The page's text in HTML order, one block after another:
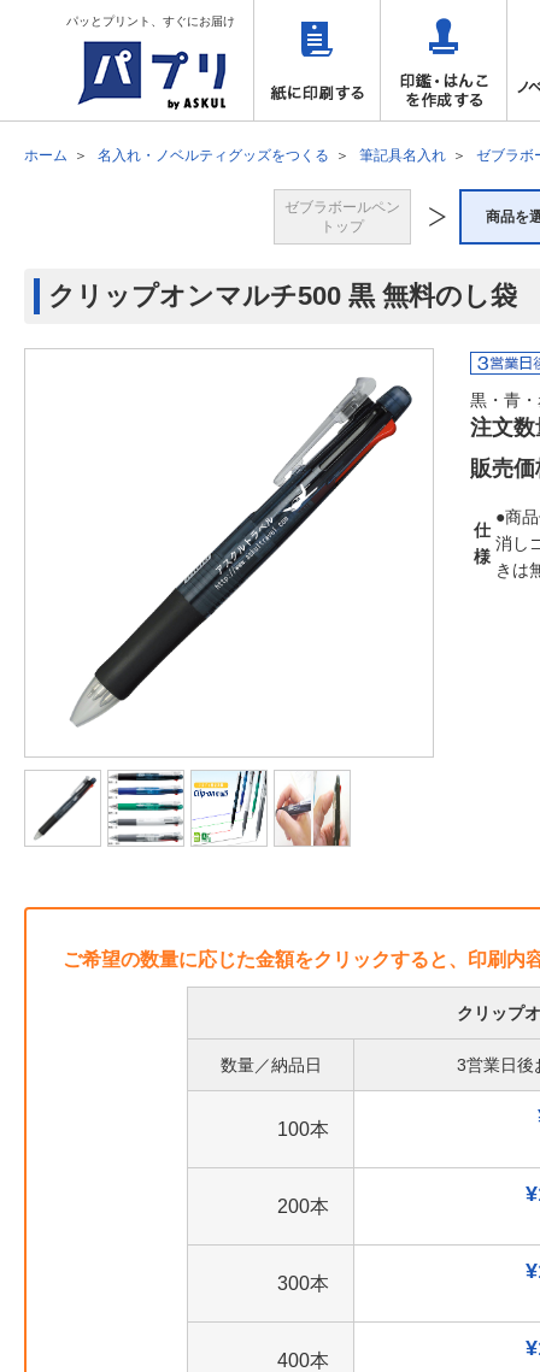
パッとプリント、すぐにお届け
ホーム 名入れ・ノベルティグッズをつくる 筆記具名入れ ゼブラボ
ゼブラボールペン
トップ
商品を
クリップオンマルチ500 黒 無料のし袋
黒・青
注文数
販売価
仕
様
●商
消し
きは
ご希望の数量に応じた金額をクリックすると、印刷内
クリップ
数量／納品日 3営業日後
100本
200本
300本
400本